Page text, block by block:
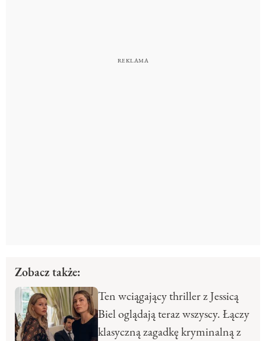
Zobacz także:
Ten wciągający thriller z Jessicą
Biel oglądają teraz wszyscy. Łączy
klasyczną zagadkę kryminalną z